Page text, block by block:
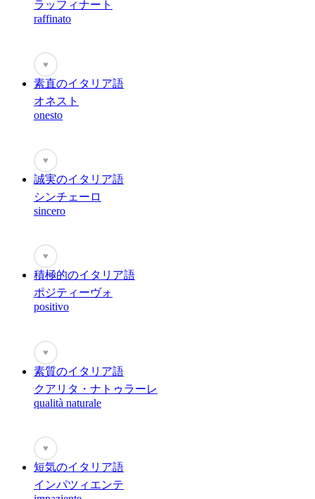
ラッフィナート
raffinato
♥
素直のイタリア語
オネスト
onesto
♥
誠実のイタリア語
シンチェーロ
sincero
♥
積極的のイタリア語
ポジティーヴォ
positivo
♥
素質のイタリア語
クアリタ・ナトゥラーレ
qualità naturale
♥
短気のイタリア語
インパツィエンテ